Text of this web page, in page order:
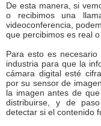
De esta manera, si
o recibimos una
videoconferencia,
que percibimos es real
Para esto es
industria para que la
cámara digital esté
por su sensor de
la imagen antes de
distribuirse, y de
detectar si el contenido